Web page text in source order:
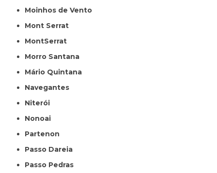
Moinhos de Vento
Mont Serrat
MontSerrat
Morro Santana
Mário Quintana
Navegantes
Niterói
Nonoai
Partenon
Passo Dareia
Passo Pedras